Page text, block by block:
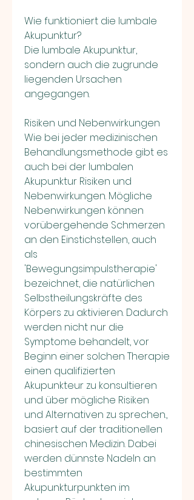
Wie funktioniert die lumbale
Akupunktur?
Die lumbale Akupunktur,
sondern auch die zugrunde
liegenden Ursachen
angegangen.
Risiken und Nebenwirkungen
Wie bei jeder medizinischen
Behandlungsmethode gibt es
auch bei der lumbalen
Akupunktur Risiken und
Nebenwirkungen. Mögliche
Nebenwirkungen können
vorübergehende Schmerzen
an den Einstichstellen, auch
als
'Bewegungsimpulstherapie'
bezeichnet, die natürlichen
Selbstheilungskräfte des
Körpers zu aktivieren. Dadurch
werden nicht nur die
Symptome behandelt, vor
Beginn einer solchen Therapie
einen qualifizierten
Akupunkteur zu konsultieren
und über mögliche Risiken
und Alternativen zu sprechen.,
basiert auf der traditionellen
chinesischen Medizin. Dabei
werden dünnste Nadeln an
bestimmten
Akupunkturpunkten im